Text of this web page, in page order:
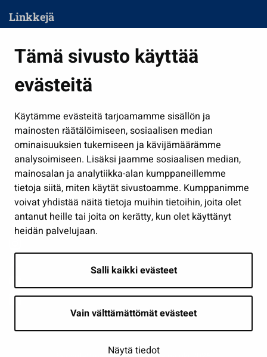
Tämä sivusto käyttää
evästeitä
Käytämme evästeitä tarjoamamme sisällön ja
mainosten räätälöimiseen, sosiaalisen median
ominaisuuksien tukemiseen ja kävijämäärämme
analysoimiseen. Lisäksi jaamme sosiaalisen median,
mainosalan ja analytiikka-alan kumppaneillemme
tietoja siitä, miten käytät sivustoamme. Kumppanimme
voivat yhdistää näitä tietoja muihin tietoihin, joita olet
antanut heille tai joita on kerätty, kun olet käyttänyt
heidän palvelujaan.
Salli kaikki evästeet
Vain välttämättömät evästeet
Näytä tiedot
Linkkejä
Kasvatus ja opetus
Kulttuuri ja liikunta
Työ ja yrittäminen
Osallistu ja asioi
Näytä omat evästeasetukseni
Seuraa meitä